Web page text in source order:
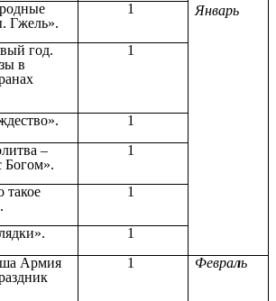
Январь
Гжель».
1
год.
в
1
1
–
Богом».
1
такое
1
1
Армия
1 Февраль